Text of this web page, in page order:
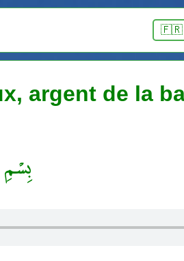
🇫🇷
argent de la
بِسْمِ